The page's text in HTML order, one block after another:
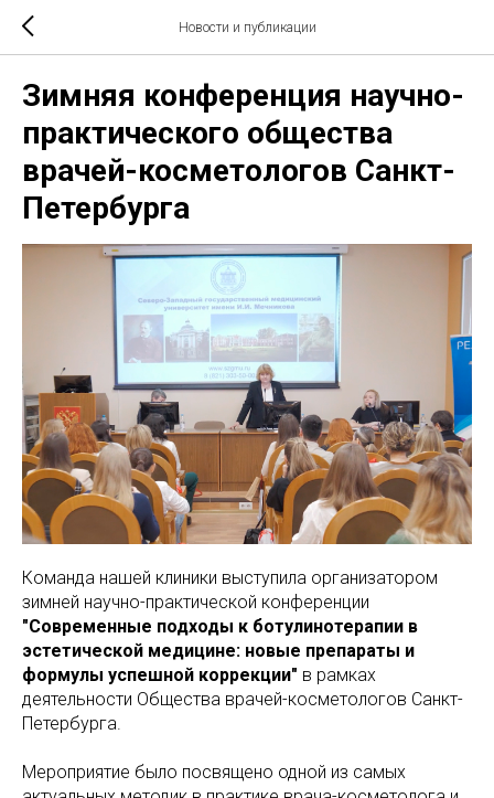
Новости и публикации
Зимняя конференция научно-
практического общества
врачей-косметологов Санкт-
Петербурга
Команда нашей клиники выступила организатором
зимней научно-практической конференции
"Современные подходы к ботулинотерапии в
эстетической медицине: новые препараты и
формулы успешной коррекции" в рамках
деятельности Общества врачей-косметологов Санкт-
Петербурга.
Мероприятие было посвящено одной из самых